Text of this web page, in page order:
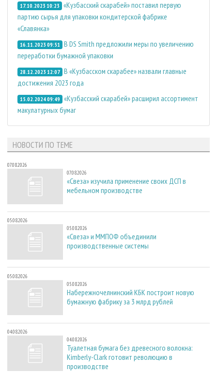
17.10.2023 10:23 «Кузбасский скарабей» поставил первую
партию сырья для упаковки кондитерской фабрике
«Славянка»
16.11.2023 09:51 В DS Smith предложили меры по увеличению
переработки бумажной упаковки
28.12.2023 12:07 В «Кузбасском скарабее» назвали главные
достижения 2023 года
15.02.2024 09:49 «Кузбасский скарабей» расширил ассортимент
макулатурных бумаг
НОВОСТИ ПО ТЕМЕ
07.08.2026
07.08.2026
«Свеза» изучила применение своих ДСП в
мебельном производстве
05.08.2026
05.08.2026
«Свеза» и ММПОФ объединили
производственные системы
05.08.2026
05.08.2026
Набережночелнинский КБК построит новую
бумажную фабрику за 3 млрд рублей
04.08.2026
04.08.2026
Туалетная бумага без древесного волокна:
Kimberly-Clark готовит революцию в
производстве